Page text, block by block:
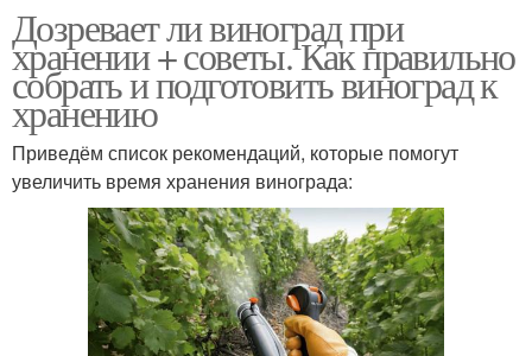
Дозревает ли виноград при
хранении + советы. Как правильно
собрать и подготовить виноград к
хранению
Приведём список рекомендаций, которые помогут
увеличить время хранения винограда: